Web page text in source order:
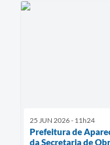
25 JUN 2026 - 11h24
Prefeitura de
da Secretaria de